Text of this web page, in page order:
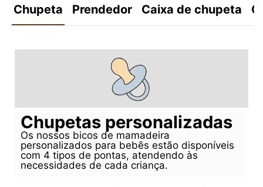
Chupeta Prendedor Caixa de chupeta
Chupetas personalizadas
Os nossos bicos de mamadeira
personalizados para bebês estão disponíveis
com 4 tipos de pontas, atendendo às
necessidades de cada criança.